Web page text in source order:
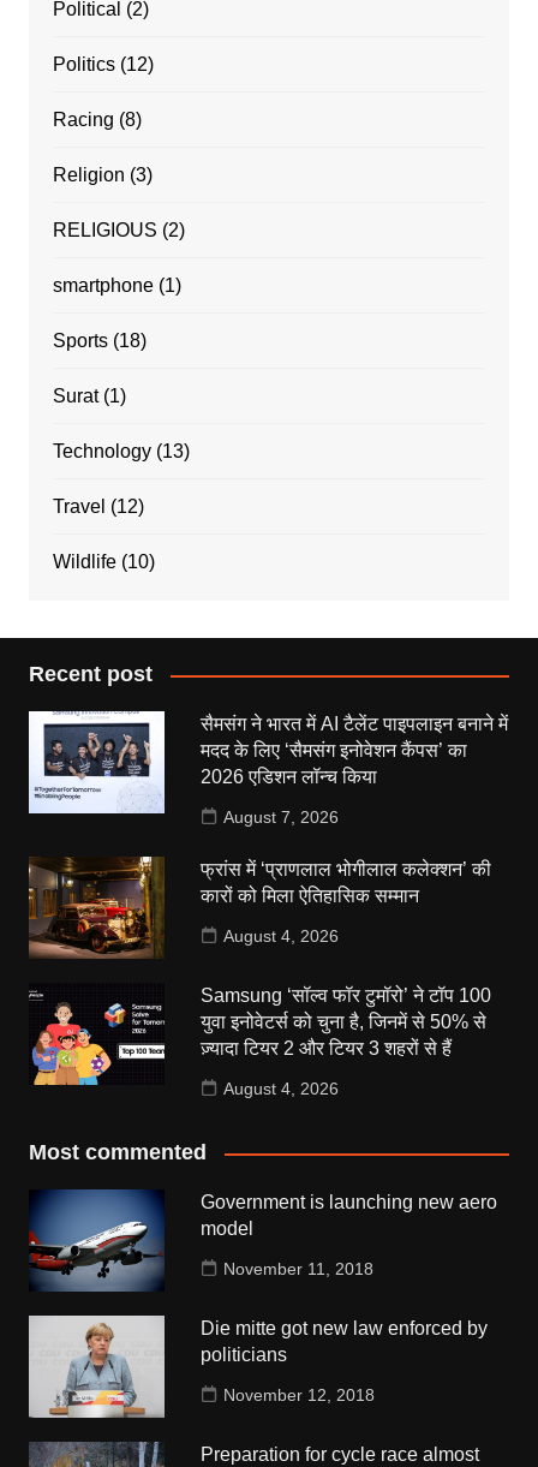
Political (2)
Politics(12)
Racing (8)
Religion (3)
RELIGIOUS (2)
smartphone(1)
Sports(18)
Surat(1)
Technology(13)
Travel (12)
Wildlife(10)
Recent post
सैमसंग ने भारत में AI टैलेंट पाइपलाइन बनाने में
मदद के लिए ‘सैमसंग इनोवेशन कैंपस’ का
2026 एडिशन लॉन्च किया
August 7, 2026
फ्रांस में ‘प्राणलाल भोगीलाल कलेक्शन’ की
कारों को मिला ऐतिहासिक सम्मान
August 4, 2026
Samsung ‘सॉल्व फॉर टुमॉरो’ ने टॉप 100
युवा इनोवेटर्स को चुना है, जिनमें से 50% से
ज़्यादा टियर 2 और टियर 3 शहरों से हैं
August 4, 2026
Most commented
Government is launching new aero
model
November 11, 2018
Die mitte got new law enforced by
politicians
November 12, 2018
Preparation for cycle race almost